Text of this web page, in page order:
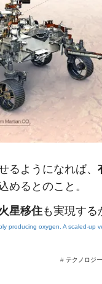
るようになれば、
めるとのこと。
星移住も実現す
producing oxygen. A scaled-up
# テクノロジー